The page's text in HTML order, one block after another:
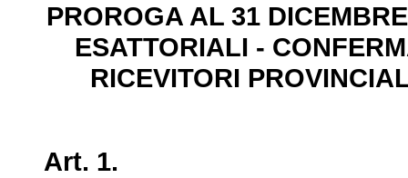
PROROGA AL 31
ESATTORIALI -
RICEVITORI
Art. 1.